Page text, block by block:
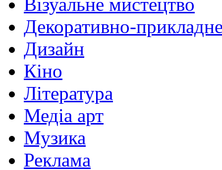
Декоративно-
Дизайн
Кіно
Література
Медіа арт
Музика
Реклама